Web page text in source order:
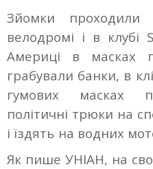
Зйомки проходили
велодромі і в клубі
Америці в масках
грабували банки, в
гумових масках
політичні трюки на
і їздять на водних
Як пише УНІАН, на